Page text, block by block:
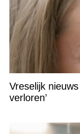
Vreselijk
verloren’